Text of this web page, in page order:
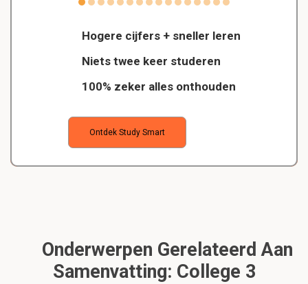
Hogere cijfers + sneller leren
Niets twee keer studeren
100% zeker alles onthouden
Ontdek Study Smart
Onderwerpen Gerelateerd Aan
Samenvatting: College 3